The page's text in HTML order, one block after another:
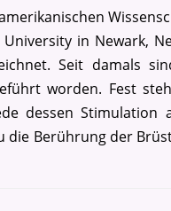
in Newark,
Seit damals
worden. Fest
dessen Stimulation
die Berührung der